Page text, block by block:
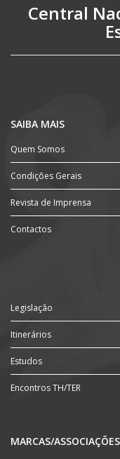
Central
SAIBA MAIS
Quem Somos
Condições Gerais
Revista de Imprensa
Contactos
Legislação
Itinerários
Estudos
Encontros TH/TER
MARCAS/ASSOCIAÇÕES